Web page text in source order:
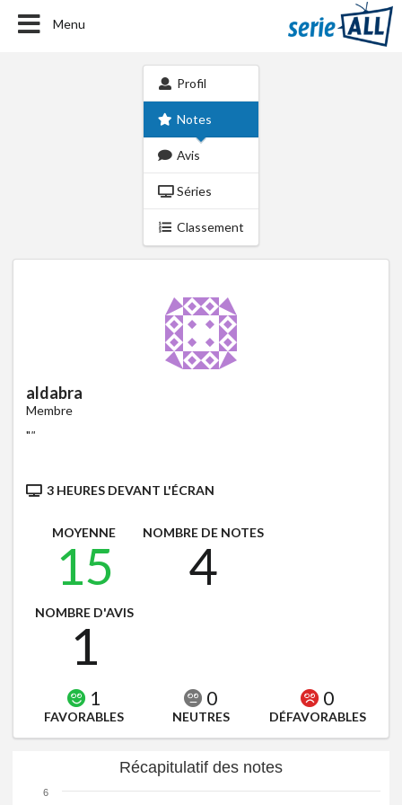
Menu
Profil
Notes
Avis
Séries
Classement
aldabra
Membre
""
3 HEURES DEVANT L'ÉCRAN
MOYENNE
15
NOMBRE DE NOTES
4
NOMBRE D'AVIS
1
1
FAVORABLES
0
NEUTRES
0
DÉFAVORABLES
Récapitulatif des notes
6